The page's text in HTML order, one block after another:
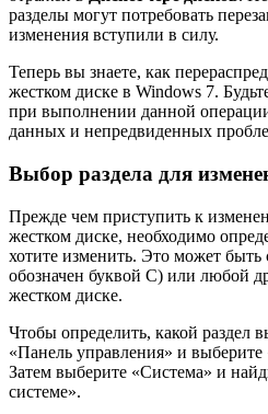
разделы могут потребовать
изменения вступили в силу.
Теперь вы знаете, как
жестком диске в Windows 7.
при выполнении данной
данных и непредвиденных
Выбор раздела для
Прежде чем приступить к
жестком диске, необходимо
хотите изменить. Это может
обозначен буквой C) или любой
жестком диске.
Чтобы определить, какой раздел
«Панель управления» и выберите
Затем выберите «Система» и
системе».